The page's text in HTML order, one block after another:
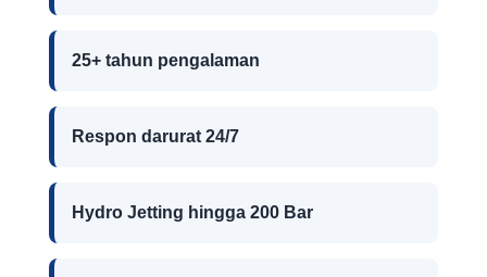
25+ tahun pengalaman
Respon darurat 24/7
Hydro Jetting hingga 200 Bar